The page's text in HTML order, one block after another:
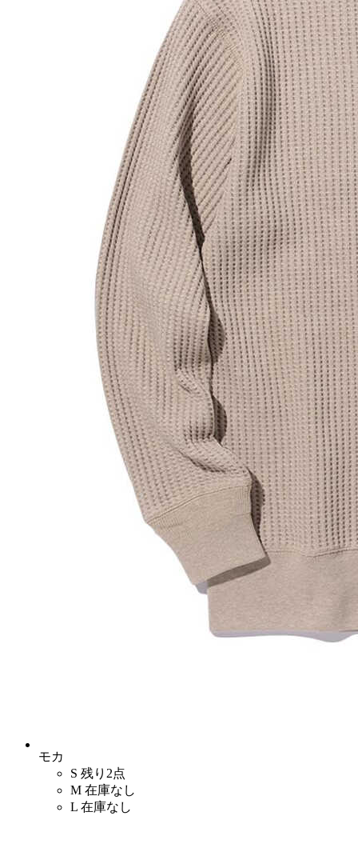
モカ
S 残り2点
M 在庫なし
L 在庫なし